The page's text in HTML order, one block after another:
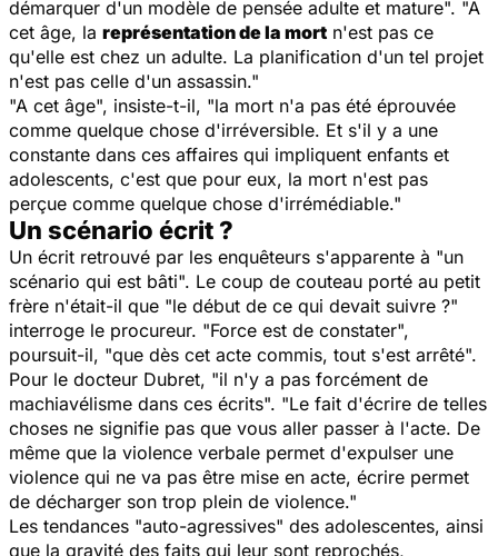
démarquer d'un modèle de pensée adulte et mature". "A
cet âge, la représentation de la mort n'est pas ce
qu'elle est chez un adulte. La planification d'un tel projet
n'est pas celle d'un assassin."
"A cet âge", insiste-t-il, "la mort n'a pas été éprouvée
comme quelque chose d'irréversible. Et s'il y a une
constante dans ces affaires qui impliquent enfants et
adolescents, c'est que pour eux, la mort n'est pas
perçue comme quelque chose d'irrémédiable."
Un scénario écrit ?
Un écrit retrouvé par les enquêteurs s'apparente à "un
scénario qui est bâti". Le coup de couteau porté au petit
frère n'était-il que "le début de ce qui devait suivre ?"
interroge le procureur. "Force est de constater",
poursuit-il, "que dès cet acte commis, tout s'est arrêté".
Pour le docteur Dubret, "il n'y a pas forcément de
machiavélisme dans ces écrits". "Le fait d'écrire de telles
choses ne signifie pas que vous aller passer à l'acte. De
même que la violence verbale permet d'expulser une
violence qui ne va pas être mise en acte, écrire permet
de décharger son trop plein de violence."
Les tendances "auto-agressives" des adolescentes, ainsi
que la gravité des faits qui leur sont reprochés,